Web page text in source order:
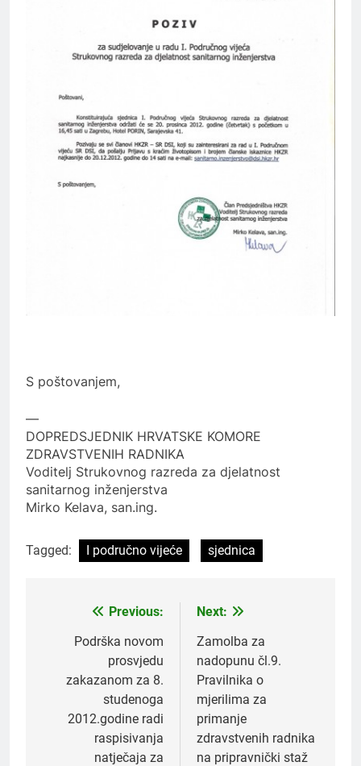
S poštovanjem,
—
DOPREDSJEDNIK HRVATSKE KOMORE
ZDRAVSTVENIH RADNIKA
Voditelj Strukovnog razreda za djelatnost
sanitarnog inženjerstva
Mirko Kelava, san.ing.
Tagged: I područno vijeće sjednica
Navigacija
objava
Previous:
Podrška novom
prosvjedu
zakazanom za 8.
studenoga
2012.godine radi
raspisivanja
natječaja za
Next:
Zamolba za
nadopunu čl.9.
Pravilnika o
mjerilima za
primanje
zdravstvenih radnika
na pripravnički staž